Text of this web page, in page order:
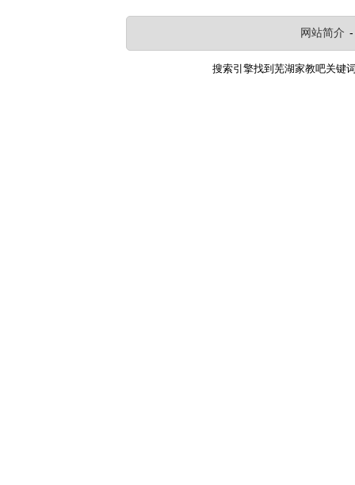
网站简介
搜索引擎找到芜湖家教吧关键